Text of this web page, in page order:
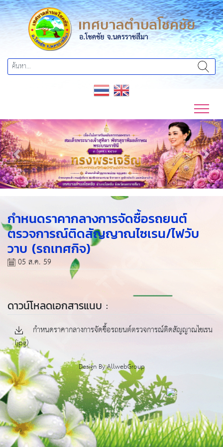
Previous Next
กำหนดราคากลางการจัดซื้อรถยนต์
ตรวจการณ์ติดสัญญาณไซเรน/ไฟวับ
วาบ (รถเทศกิจ)
05 ส.ค. 59
ดาวน์โหลดเอกสารแนบ :
กำหนดราคากลางการจัดซื้อรถยนต์ตรวจการณ์ติดสัญญาณไซเรน
(jpg)
Design ByAllwebGroup